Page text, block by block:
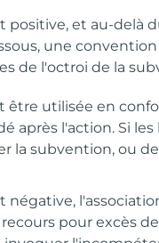
positive, et au-delà
une
de l'octroi de la
être utilisée en
après l'action. Si
la subvention, ou
négative,
pour excès